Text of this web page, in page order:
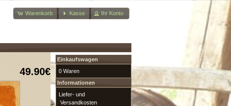
Warenkorb Kasse Ihr Konto
49.90€
Einkaufswagen
0 Waren
Informationen
Liefer- und
Versandkosten